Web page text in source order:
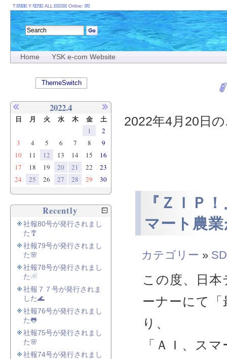
Home YSK e-com Website
2022年4月20日
『ＺＩＰ
マート農
カテゴリー »
この度、日
ーナーにて
り、
「ＡＩ、ス
T: Y: ALL: Online:
ThemeSwitch
2022.4
日 月 火 水 木 金 土
1
2
3
4 5 6 7 8
9
10
11 12 13 14 15
16
17
18 19 20 21 22
23
24
25 26 27 28 29 30
Recently
社報80号が発行されまし
た🎐
社報79号が発行されまし
た🌸
社報78号が発行されまし
た☃
社報７７号が発行されま
した🌊
社報76号が発行されまし
た🐸
社報75号が発行されまし
た🌸
社報74号が発行されまし